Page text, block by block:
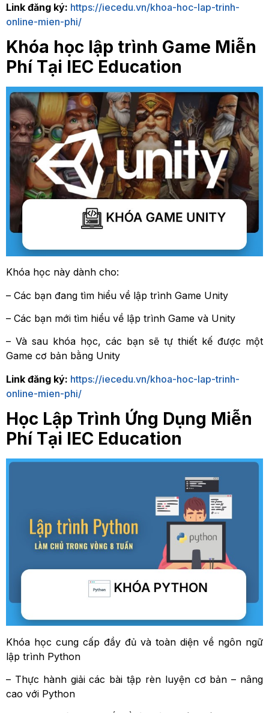
Link đăng ký: https://iecedu.vn/khoa-hoc-lap-trinh-
online-mien-phi/
Khóa học lập trình Game Miễn
Phí Tại IEC Education
Khóa học này dành cho:
– Các bạn đang tìm hiểu về lập trình Game Unity
– Các bạn mới tìm hiểu về lập trình Game và Unity
– Và sau khóa học, các bạn sẽ tự thiết kế được một
Game cơ bản bằng Unity
Link đăng ký: https://iecedu.vn/khoa-hoc-lap-trinh-
online-mien-phi/
Học Lập Trình Ứng Dụng Miễn
Phí Tại IEC Education
Khóa học cung cấp đầy đủ và toàn diện về ngôn ngữ
lập trình Python
– Thực hành giải các bài tập rèn luyện cơ bản – nâng
cao với Python